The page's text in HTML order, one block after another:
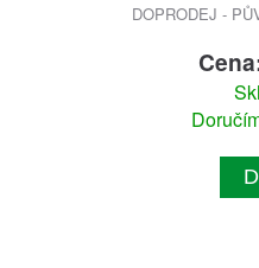
DOPRODEJ -